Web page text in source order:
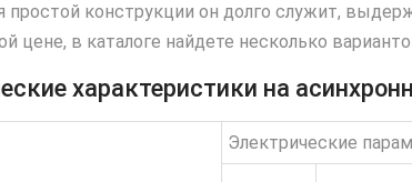
простой конструкции он долго служит,
цене, в каталоге найдете несколько
характеристики на
Электрические